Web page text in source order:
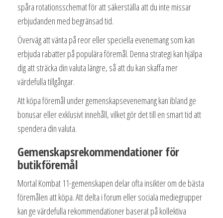
spåra rotationsschemat för att säkerställa att du inte missar
erbjudanden med begränsad tid.
Överväg att vänta på reor eller speciella evenemang som kan
erbjuda rabatter på populära föremål. Denna strategi kan hjälpa
dig att sträcka din valuta längre, så att du kan skaffa mer
värdefulla tillgångar.
Att köpa föremål under gemenskapsevenemang kan ibland ge
bonusar eller exklusivt innehåll, vilket gör det till en smart tid att
spendera din valuta.
Gemenskapsrekommendationer för
butikföremål
Mortal Kombat 11-gemenskapen delar ofta insikter om de bästa
föremålen att köpa. Att delta i forum eller sociala mediegrupper
kan ge värdefulla rekommendationer baserat på kollektiva